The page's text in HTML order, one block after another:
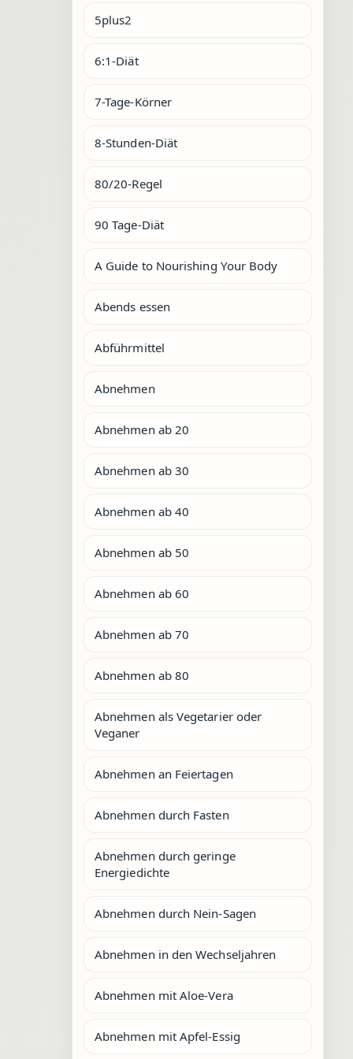
5plus2
6:1-Diät
7-Tage-Körner
8-Stunden-Diät
80/20-Regel
90 Tage-Diät
A Guide to Nourishing Your Body
Abends essen
Abführmittel
Abnehmen
Abnehmen ab 20
Abnehmen ab 30
Abnehmen ab 40
Abnehmen ab 50
Abnehmen ab 60
Abnehmen ab 70
Abnehmen ab 80
Abnehmen als Vegetarier oder
Veganer
Abnehmen an Feiertagen
Abnehmen durch Fasten
Abnehmen durch geringe
Energiedichte
Abnehmen durch Nein-Sagen
Abnehmen in den Wechseljahren
Abnehmen mit Aloe-Vera
Abnehmen mit Apfel-Essig